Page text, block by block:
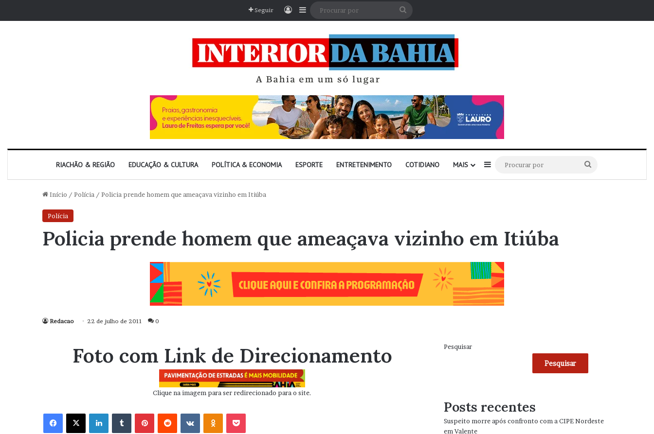
Seguir EntrarBarra Lateral
RIACHÃO & REGIÃO EDUCAÇÃO & CULTURA POLÍTICA & ECONOMIA ESPORTE ENTRETENIMENTO COTIDIANO MAIS Barra Lateral
por
Início / Polícia / Policia prende homem que ameaçava vizinho em Itiúba
Polícia
Policia prende homem que ameaçava vizinho em Itiúba
Redacao 22 de julho de 2011 0
Foto com Link de Direcionamento
Clique na imagem para ser redirecionado para o site.
Facebook X Linkedin VK OK
Pesquisar
Pesquisar
Posts recentes
Suspeito morre após confronto com a CIPE Nordeste
em Valente